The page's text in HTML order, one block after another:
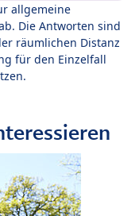
allgemeine
Die Antworten sind
räumlichen Distanz
für den Einzelfall